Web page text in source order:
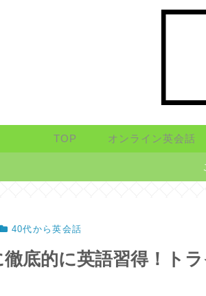
TOP オンライン英会話
40代から英会話
底的に英語習得！ト